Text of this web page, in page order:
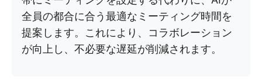
全員の都合に合う最適なミーティング時間を
提案します。これにより、コラボレーション
が向上し、不必要な遅延が削減されます。